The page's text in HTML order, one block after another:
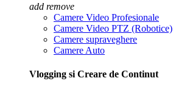
add remove
Camere Video Profesionale
Camere Video PTZ (Robotice)
Camere supraveghere
Camere Auto
Vlogging si Creare de Continut